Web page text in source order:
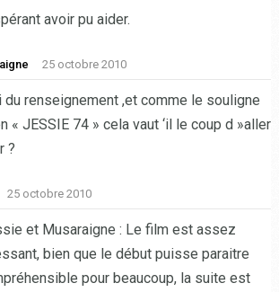
avoir pu aider.
25 octobre 2010
du renseignement ,et comme le souligne
« JESSIE 74 » cela vaut ‘il le coup d »aller
?
25 octobre 2010
et Musaraigne : Le film est assez
bien que le début puisse paraitre
pour beaucoup, la suite est